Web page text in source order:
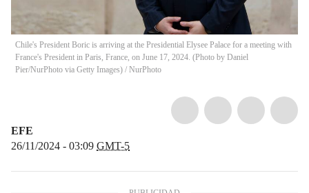
Chile's President Boric is arriving at the Presidential Elysee Palace for a meeting with
France's President in Paris, France, on June 17, 2024. (Photo by Daniel
Pier/NurPhoto via Getty Images) / NurPhoto
EFE
26/11/2024 - 03:09 GMT-5